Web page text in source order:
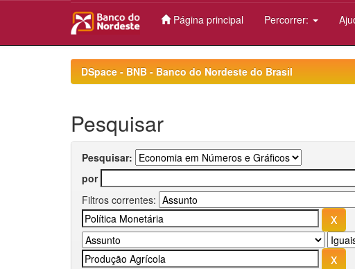
Página principal Percorrer:
DSpace - BNB - Banco do Nordeste do Brasil
Pesquisar
Pesquisar:
por
Filtros correntes: